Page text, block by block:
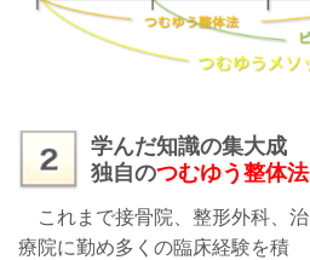
学んだ知識の集大成
独自のつむゆう整体法
これまで接骨院、整形外科、治
療院に勤め多くの臨床経験を積